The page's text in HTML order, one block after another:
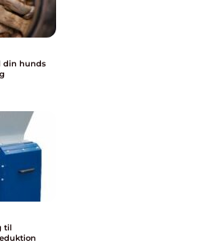
din hunds
til